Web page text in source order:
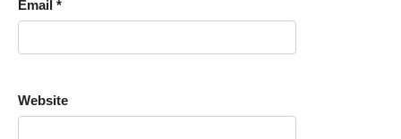
Email *
Website